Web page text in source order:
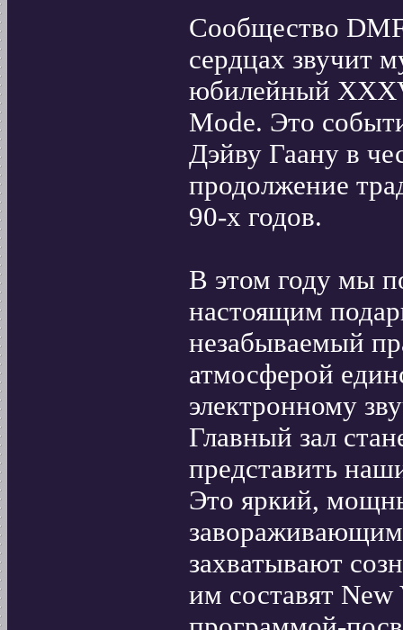
Сообщество
сердцах звучит
юбилейный
Mode. Это
Дэйву Гаану в
продолжение
90-х годов.
В этом году мы
настоящим
незабываемый
атмосферой
электронному
Главный зал
представить
Это яркий,
захватывают
им составят